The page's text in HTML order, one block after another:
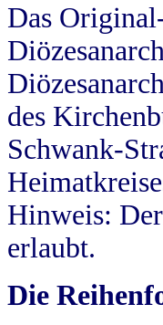
Das
des
Schwank-
Hinweis:
erlaubt.
Die